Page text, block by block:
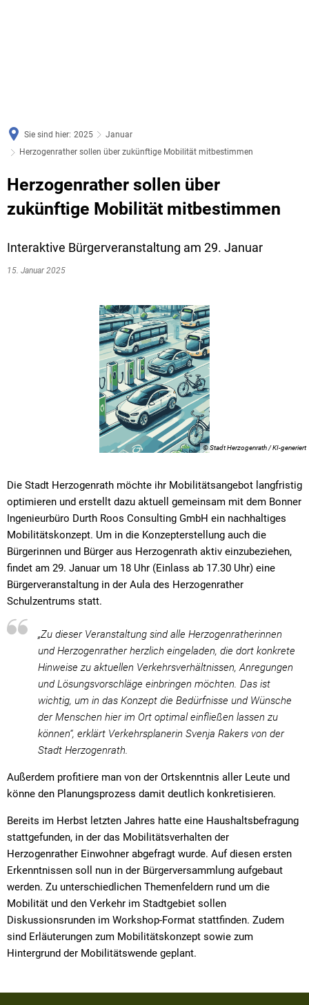
Sie sind hier: 2025
Januar
Herzogenrather sollen über zukünftige Mobilität mitbestimmen
Herzogenrather sollen über
zukünftige Mobilität mitbestimmen
Interaktive Bürgerveranstaltung am 29. Januar
15. Januar 2025
© Stadt Herzogenrath / KI-generiert
Die Stadt Herzogenrath möchte ihr Mobilitätsangebot langfristig
optimieren und erstellt dazu aktuell gemeinsam mit dem Bonner
Ingenieurbüro Durth Roos Consulting GmbH ein nachhaltiges
Mobilitätskonzept. Um in die Konzepterstellung auch die
Bürgerinnen und Bürger aus Herzogenrath aktiv einzubeziehen,
findet am 29. Januar um 18 Uhr (Einlass ab 17.30 Uhr) eine
Bürgerveranstaltung in der Aula des Herzogenrather
Schulzentrums statt.
„Zu dieser Veranstaltung sind alle Herzogenratherinnen
und Herzogenrather herzlich eingeladen, die dort konkrete
Hinweise zu aktuellen Verkehrsverhältnissen, Anregungen
und Lösungsvorschläge einbringen möchten. Das ist
wichtig, um in das Konzept die Bedürfnisse und Wünsche
der Menschen hier im Ort optimal einfließen lassen zu
können“, erklärt Verkehrsplanerin Svenja Rakers von der
Stadt Herzogenrath.
Außerdem profitiere man von der Ortskenntnis aller Leute und
könne den Planungsprozess damit deutlich konkretisieren.
Bereits im Herbst letzten Jahres hatte eine Haushaltsbefragung
stattgefunden, in der das Mobilitätsverhalten der
Herzogenrather Einwohner abgefragt wurde. Auf diesen ersten
Erkenntnissen soll nun in der Bürgerversammlung aufgebaut
werden. Zu unterschiedlichen Themenfeldern rund um die
Mobilität und den Verkehr im Stadtgebiet sollen
Diskussionsrunden im Workshop-Format stattfinden. Zudem
sind Erläuterungen zum Mobilitätskonzept sowie zum
Hintergrund der Mobilitätswende geplant.